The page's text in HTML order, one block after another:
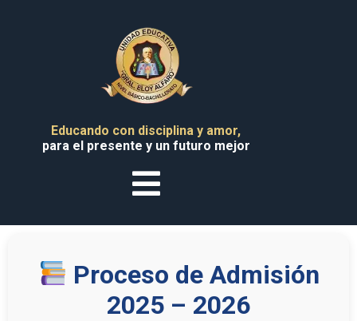
Educando con disciplina y amor,
para el presente y un futuro mejor
Proceso de Admisión
2025 – 2026